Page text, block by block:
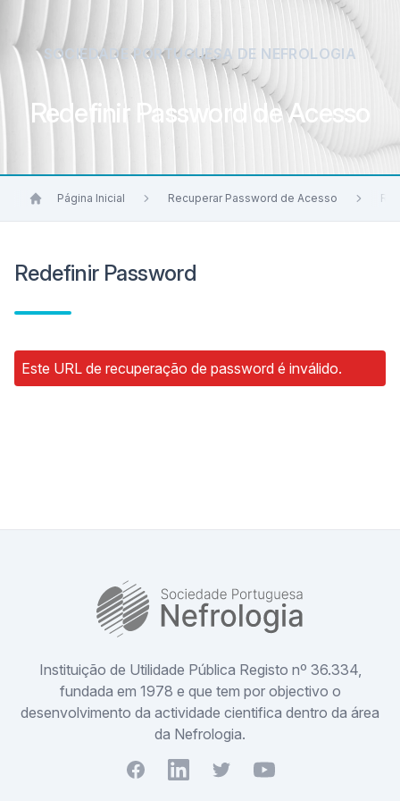
SOCIEDADE PORTUGUESA DE NEFROLOGIA
Redefinir Password de Acesso
Página Inicial Recuperar Password de Acesso
Redefinir Password
Este URL de recuperação de password é inválido.
Instituição de Utilidade Pública Registo nº 36.334,
fundada em 1978 e que tem por objectivo o
desenvolvimento da actividade cientifica dentro da área
da Nefrologia.
FacebookYoutubeTwitterYoutube